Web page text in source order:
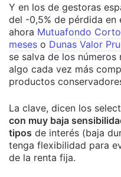
Y en los de gestoras
del -0,5% de pérdida en
ahora Mutuafondo
meses o Dunas Valor
se salva de los números
algo cada vez más
productos
La clave, dicen los
con muy baja
tipos de interés (baja
tenga flexibilidad para
de la renta fija.